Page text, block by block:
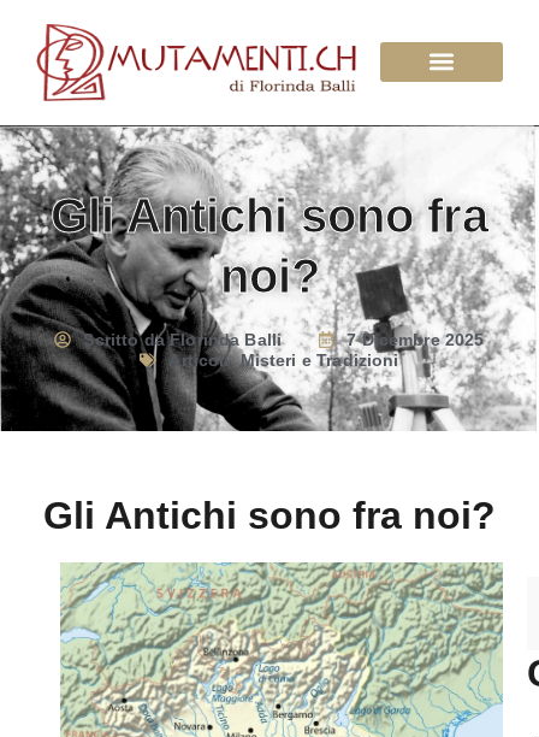
Gli Antichi sono fra
noi?
Scritto daFlorinda Balli
7 Dicembre 2025
Articoli,Misteri e Tradizioni
Gli Antichi sono fra noi?